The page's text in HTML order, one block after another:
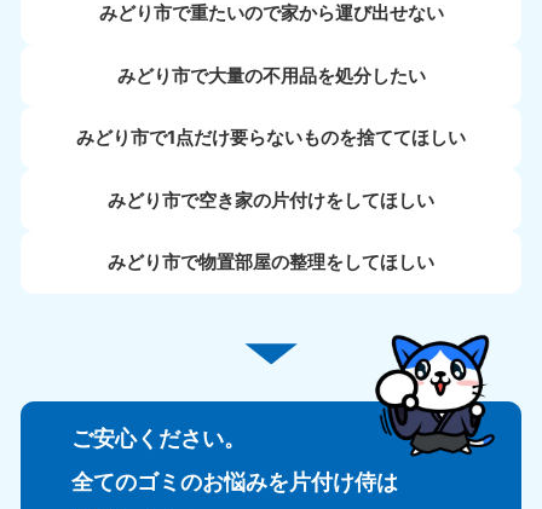
みどり市で重たいので家から運び出せない
みどり市で大量の不用品を処分したい
みどり市で1点だけ要らないものを捨ててほしい
みどり市で空き家の片付けをしてほしい
みどり市で物置部屋の整理をしてほしい
ご安心ください。
全てのゴミのお悩みを片付け侍は